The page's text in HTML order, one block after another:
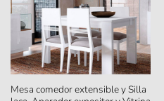
Mesa comedor extensible y Silla